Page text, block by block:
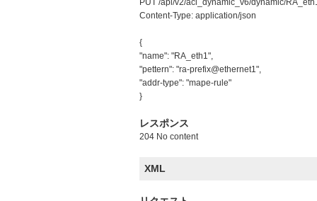
PUT /api/v2/acl_dynamic_v6/dynamic/
Content-Type: application/json
{
"name": "RA_eth1",
"pettern": "ra-prefix@ethernet1",
"addr-type": "mape-rule"
}
レスポンス
204 No content
XML